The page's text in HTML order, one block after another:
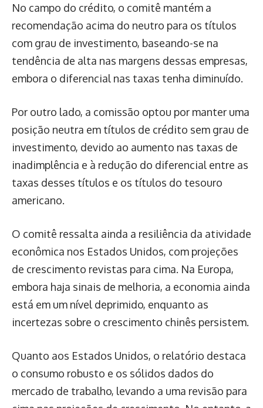
No campo do crédito, o comitê mantém a
recomendação acima do neutro para os títulos
com grau de investimento, baseando-se na
tendência de alta nas margens dessas empresas,
embora o diferencial nas taxas tenha diminuído.
Por outro lado, a comissão optou por manter uma
posição neutra em títulos de crédito sem grau de
investimento, devido ao aumento nas taxas de
inadimplência e à redução do diferencial entre as
taxas desses títulos e os títulos do tesouro
americano.
O comitê ressalta ainda a resiliência da atividade
econômica nos Estados Unidos, com projeções
de crescimento revistas para cima. Na Europa,
embora haja sinais de melhoria, a economia ainda
está em um nível deprimido, enquanto as
incertezas sobre o crescimento chinês persistem.
Quanto aos Estados Unidos, o relatório destaca
o consumo robusto e os sólidos dados do
mercado de trabalho, levando a uma revisão para